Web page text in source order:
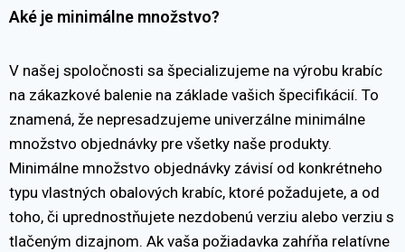
Aké je minimálne množstvo?
V našej spoločnosti sa špecializujeme na výrobu krabíc
na zákazkové balenie na základe vašich špecifikácií. To
znamená, že nepresadzujeme univerzálne minimálne
množstvo objednávky pre všetky naše produkty.
Minimálne množstvo objednávky závisí od konkrétneho
typu vlastných obalových krabíc, ktoré požadujete, a od
toho, či uprednostňujete nezdobenú verziu alebo verziu s
tlačeným dizajnom. Ak vaša požiadavka zahŕňa relatívne